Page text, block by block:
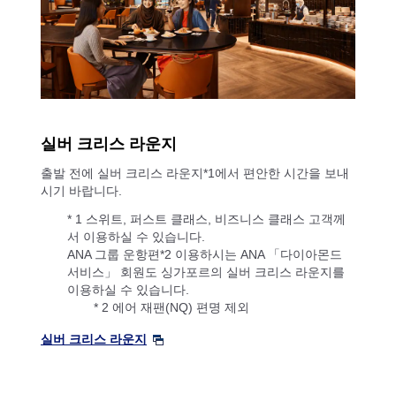
실버 크리스 라운지
출발 전에 실버 크리스 라운지*1에서 편안한 시간을 보내
시기 바랍니다.
* 1 스위트, 퍼스트 클래스, 비즈니스 클래스 고객께
서 이용하실 수 있습니다.
ANA 그룹 운항편*2 이용하시는 ANA 「다이아몬드
서비스」 회원도 싱가포르의 실버 크리스 라운지를
이용하실 수 있습니다.
* 2 에어 재팬(NQ) 편명 제외
실버 크리스 라운지